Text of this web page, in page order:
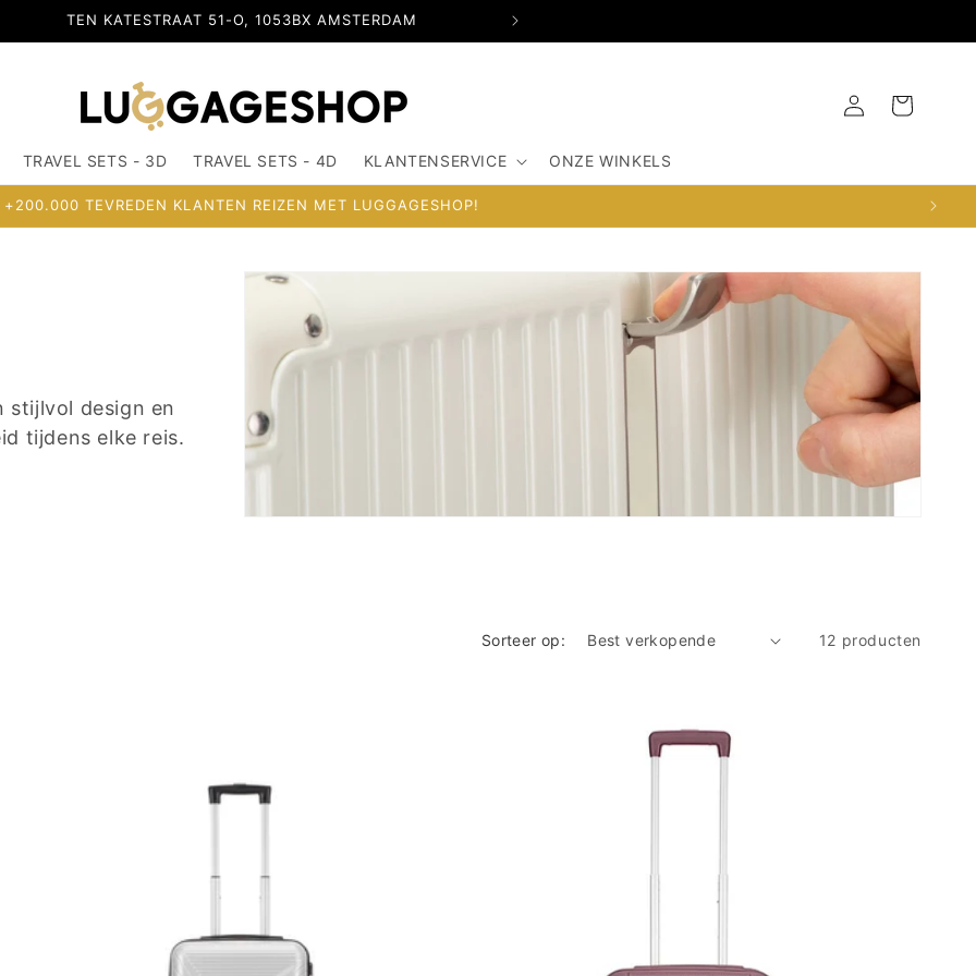
TEN KATESTRAAT 51-O, 1053BX AMSTERDAM
TRAVEL SETS - 3D TRAVEL SETS - 4D KLANTENSERVICE ONZE WINKELS
Inloggen
Winkelwagen
+200.000 TEVREDEN KLANTEN REIZEN MET LUGGAGESHOP!
stijlvol design en
tijdens elke reis.
Sorteer op: 12 producten